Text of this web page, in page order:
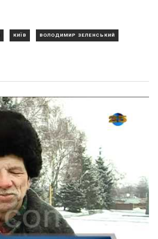
КИЇВ ВОЛОДИМИР ЗЕЛЕНСЬКИЙ